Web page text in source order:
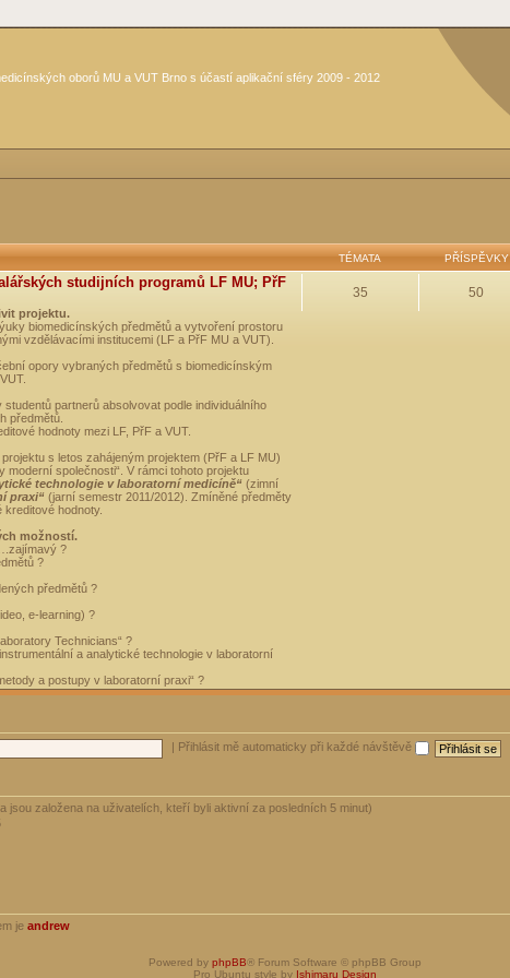
oborů MU a VUT Brno s účastí aplikační sféry 2009 - 2012
TÉMATA PŘÍSPĚVKY
studijních programů LF MU; PřF
projektu.
biomedicínských předmětů a vytvoření prostoru
vzdělávacími institucemi (LF a PřF MU a VUT).
opory vybraných předmětů s biomedicínským
partnerů absolvovat podle individuálního
předmětů.
hodnoty mezi LF, PřF a VUT.
s letos zahájeným projektem (PřF a LF MU)
moderní společnosti“. V rámci tohoto projektu
technologie v laboratorní medicíně“ (zimní
praxi“ (jarní semestr 2011/2012). Zmíněné předměty
hodnoty.
možností.
?
?
předmětů ?
e-learning) ?
Technicians“ ?
a analytické technologie v laboratorní
a postupy v laboratorní praxi“ ?
35 50
Přihlásit mě automaticky při každé návštěvě
založena na uživatelích, kteří byli aktivní za posledních 5 minut)
je andrew
Powered by phpBB® Forum Software © phpBB Group
Pro Ubuntu style by Ishimaru Design